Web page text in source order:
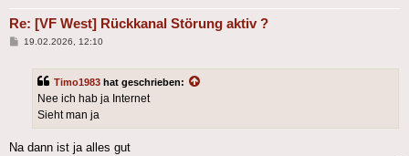
Re: [VF West] Rückkanal Störung aktiv ?
Beitrag
19.02.2026, 12:10
Timo1983 hat geschrieben:
Nee ich hab ja Internet
Sieht man ja
Na dann ist ja alles gut